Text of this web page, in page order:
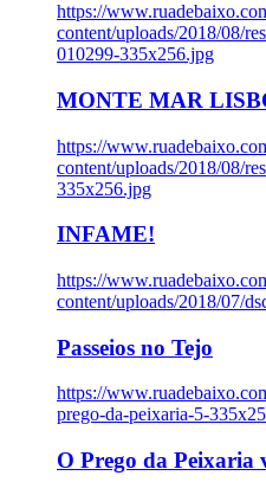
https://
content/uploads/2018/08/
010299-335x256.jpg
MONTE MAR
https://
content/uploads/2018/08/
335x256.jpg
INFAME!
https://
content/uploads/2018/07/
Passeios no Tejo
https://
prego-da-peixaria-5-
O Prego da Peixaria